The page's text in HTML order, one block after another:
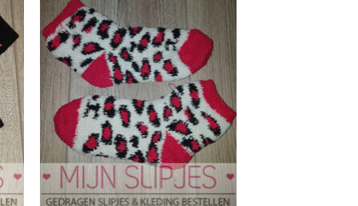
verlanglijst
toevoegen